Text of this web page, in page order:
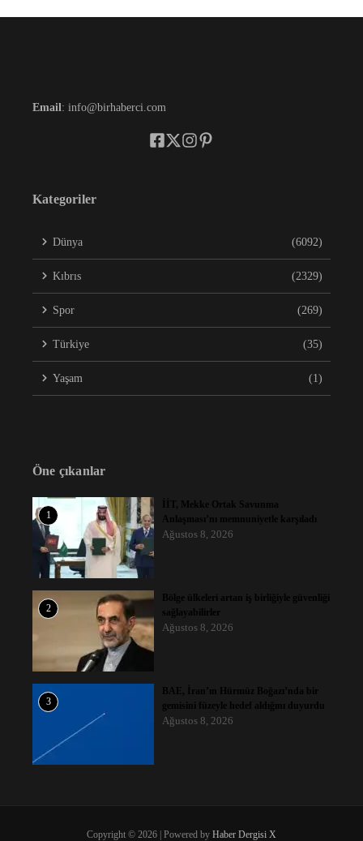
Email : info@birhaberci.com
Kategoriler
Dünya (6092)
Kıbrıs (2329)
Spor (269)
Türkiye (35)
Yaşam (1)
Öne çıkanlar
1
İİT, Mekke Ortak Savunma
Anlaşması’nı memnuniyetle karşıladı
Ağustos 8, 2026
2
Bölge ülkeleri artan iş birliğiyle güvenliği
sağlayabilirler
Ağustos 8, 2026
3
BAE, İran’ın Hürmüz Boğazı’nda bir
gemisini füzeyle hedef aldığını duyurdu
Ağustos 8, 2026
Copyright © 2026 | Powered by Haber Dergisi X